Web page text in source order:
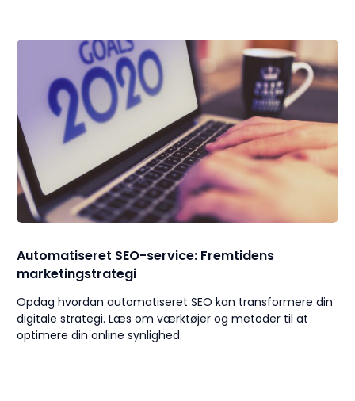
Automatiseret SEO-service: Fremtidens
marketingstrategi
Opdag hvordan automatiseret SEO kan transformere din
digitale strategi. Læs om værktøjer og metoder til at
optimere din online synlighed.